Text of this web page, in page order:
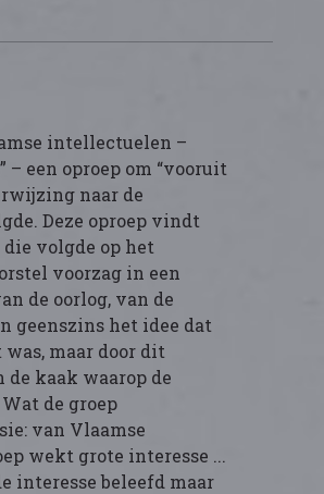
intellectuelen –
– een oproep om “vooruit
naar de
Deze oproep vindt
volgde op het
voorzag in een
de oorlog, van de
geenszins het idee dat
maar door dit
kaak waarop de
de groep
van Vlaamse
wekt grote interesse ...
interesse beleefd maar